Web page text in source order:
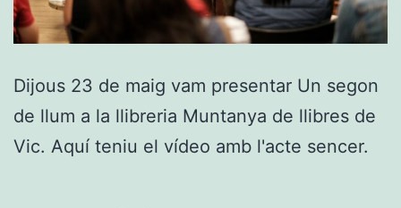
Dijous 23 de maig vam presentar Un segon
de llum a la llibreria Muntanya de llibres de
Vic. Aquí teniu el vídeo amb l'acte sencer.